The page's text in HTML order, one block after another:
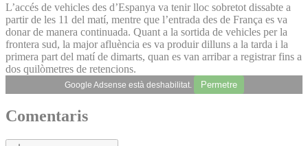
L’accés de vehicles des d’Espanya va tenir lloc sobretot dissabte a
partir de les 11 del matí, mentre que l’entrada des de França es va
donar de manera continuada. Quant a la sortida de vehicles per la
frontera sud, la major afluència es va produir dilluns a la tarda i la
primera part del matí de dimarts, quan es van arribar a registrar fins a
dos quilòmetres de retencions.
Google Adsense està deshabilitat. Permetre
Comentaris